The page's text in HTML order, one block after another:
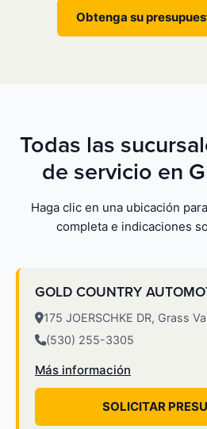
Obtenga su
Todas las
de servicio en
Haga clic en una ubicación
completa e indicaciones
GOLD COUNTRY
175 JOERSCHKE DR, Grass
(530) 255-3305
Más información
SOLICITAR